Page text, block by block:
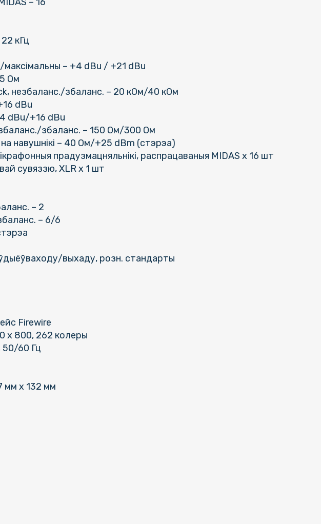
кГц
– +4 dBu / +21 dBu
Ом
незбаланс./збаланс. – 20 кОм/40 кОм
dBu
dBu/+16 dBu
збаланс. – 150 Ом/300 Ом
навушнікі – 40 Ом/+25 dBm (стэрэа)
прадузмацняльнікі, распрацаваныя MIDAS х 16 шт
сувяззю, XLR х 1 шт
– 2
– 6/6
выхаду, розн. стандарты
Firewire
х 800, 262 колеры
50/60 Гц
мм х 132 мм